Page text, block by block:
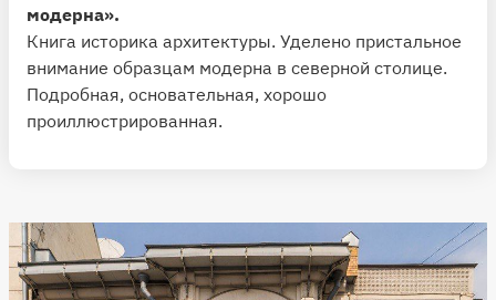
модерна».
Книга историка архитектуры. Уделено пристальное
внимание образцам модерна в северной столице.
Подробная, основательная, хорошо
проиллюстрированная.